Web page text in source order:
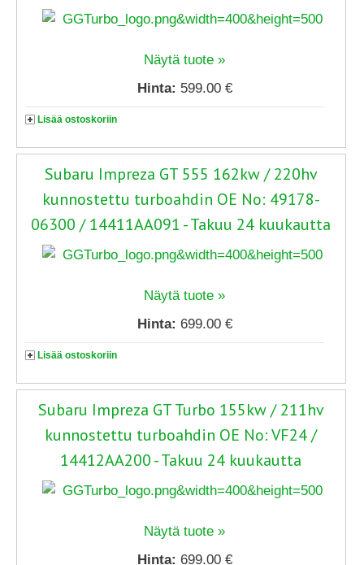
Näytä tuote »
Hinta: 599.00 €
Lisää ostoskoriin
Subaru Impreza GT 555 162kw / 220hv
kunnostettu turboahdin OE No: 49178-
06300 / 14411AA091 - Takuu 24 kuukautta
Näytä tuote »
Hinta: 699.00 €
Lisää ostoskoriin
Subaru Impreza GT Turbo 155kw / 211hv
kunnostettu turboahdin OE No: VF24 /
14412AA200 - Takuu 24 kuukautta
Näytä tuote »
Hinta: 699.00 €